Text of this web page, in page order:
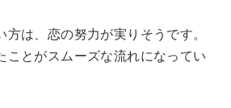
は、恋の努力が実りそうです。
ことがスムーズな流れになってい